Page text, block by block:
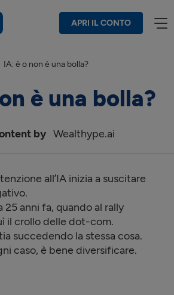
APRI IL CONTO
IA: è o non è una bolla?
è una bolla?
by Wealthype.ai
all’IA inizia a suscitare
25 anni fa, quando al rally
il crollo delle dot-com.
succedendo la stessa cosa.
caso, è bene diversificare.